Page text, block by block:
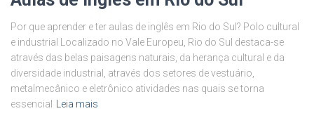
Por que aprender e ter aulas de inglês em Rio do Sul? Polo cultural
e industrial Localizado no Vale Europeu, Rio do Sul destaca-se
através das belas paisagens naturais, da herança cultural e da
diversidade industrial, através dos setores de vestuário,
metalmecânico e eletrônico atividades nas quais se torna
essencial
Leia mais